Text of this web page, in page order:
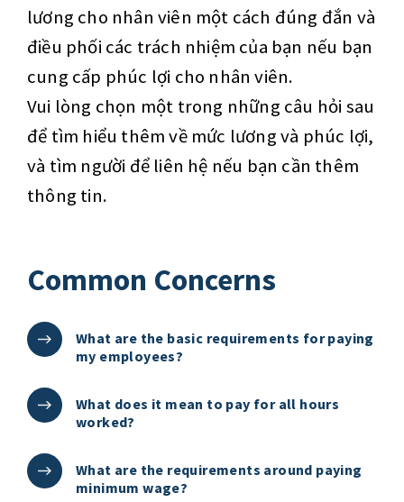
lương cho nhân viên một cách đúng đắn và
điều phối các trách nhiệm của bạn nếu bạn
cung cấp phúc lợi cho nhân viên.
Vui lòng chọn một trong những câu hỏi sau
để tìm hiểu thêm về mức lương và phúc lợi,
và tìm người để liên hệ nếu bạn cần thêm
thông tin.
Common Concerns
What are the basic requirements for paying
my employees?
What does it mean to pay for all hours
worked?
What are the requirements around paying
minimum wage?